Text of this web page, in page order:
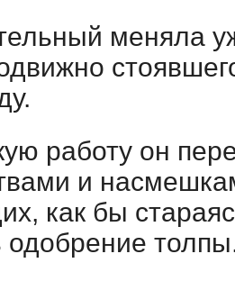
меняла
работу он
и
как бы
одобрение